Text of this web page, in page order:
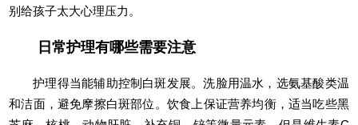
别给孩子太大心理压力。
日常护理有哪些需要注意
护理得当能辅助控制白斑发展。洗脸用温水，选氨基酸类温
和洁面，避免摩擦白斑部位。饮食上保证营养均衡，适当吃些黑